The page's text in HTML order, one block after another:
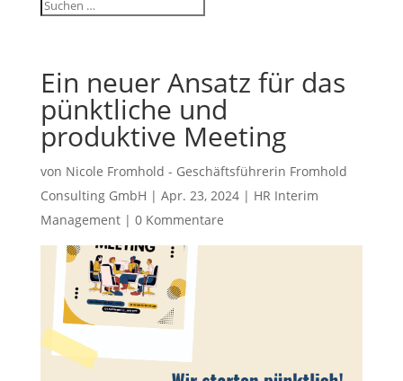
Ein neuer Ansatz für das
pünktliche und
produktive Meeting
von Nicole Fromhold - Geschäftsführerin Fromhold
Consulting GmbH | Apr. 23, 2024| HR Interim
Management| 0 Kommentare